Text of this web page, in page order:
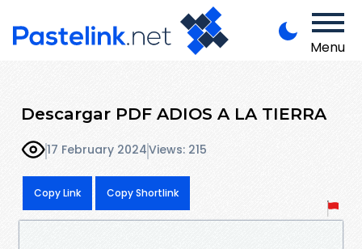
Menu
Descargar PDF ADIOS A LA TIERRA
17 February 2024Views: 215
Copy Link Copy Shortlink